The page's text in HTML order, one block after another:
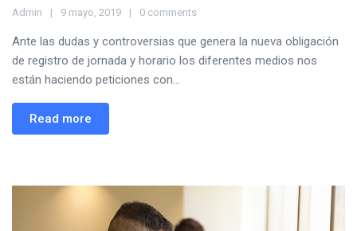
Admin 9 mayo, 2019 0 comments
Ante las dudas y controversias que genera la nueva obligación
de registro de jornada y horario los diferentes medios nos
están haciendo peticiones con...
Read more